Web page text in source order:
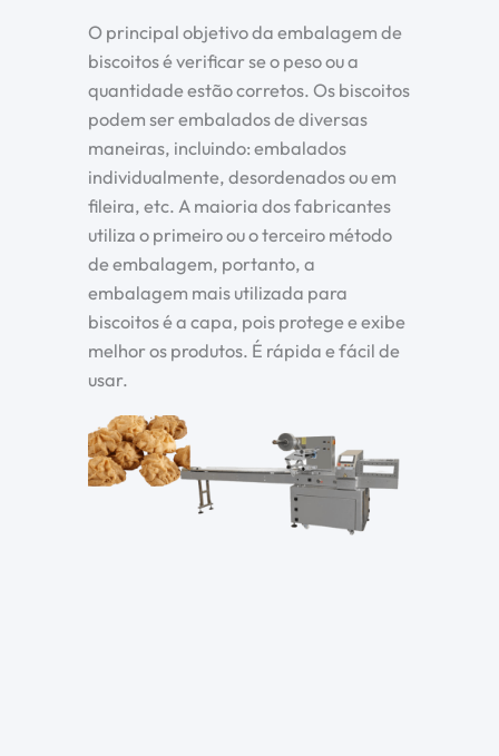
O principal objetivo da embalagem de
biscoitos é verificar se o peso ou a
quantidade estão corretos. Os biscoitos
podem ser embalados de diversas
maneiras, incluindo: embalados
individualmente, desordenados ou em
fileira, etc. A maioria dos fabricantes
utiliza o primeiro ou o terceiro método
de embalagem, portanto, a
embalagem mais utilizada para
biscoitos é a capa, pois protege e exibe
melhor os produtos. É rápida e fácil de
usar.